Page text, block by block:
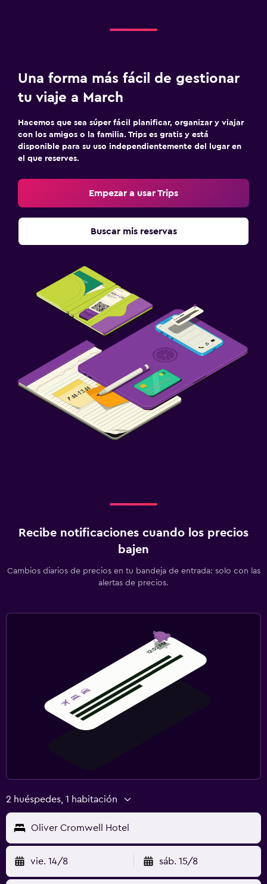
Una forma más fácil de gestionar
tu viaje a March
Hacemos que sea súper fácil planificar, organizar y viajar
con los amigos o la familia. Trips es gratis y está
disponible para su uso independientemente del lugar en
el que reserves.
Empezar a usar Trips
Buscar mis reservas
Recibe notificaciones cuando los precios
bajen
Cambios diarios de precios en tu bandeja de entrada: solo con las
alertas de precios.
2 huéspedes, 1 habitación
Oliver Cromwell Hotel
vie. 14/8 sáb. 15/8